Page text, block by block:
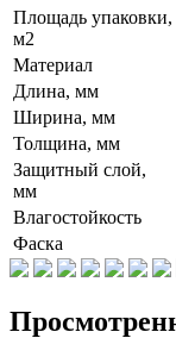
Площадь упаковки,
м2
Материал
Длина, мм
Ширина, мм
Толщина, мм
Защитный слой,
мм
Влагостойкость
Фаска